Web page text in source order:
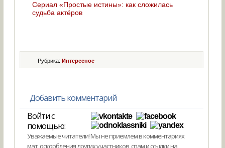
Сериал «Простые истины»: как сложилась
судьба актёров
Рубрика: Интересное
Добавить комментарий
Войти с
помощью:
Уважаемые читатели! Мы не приемлем в комментариях